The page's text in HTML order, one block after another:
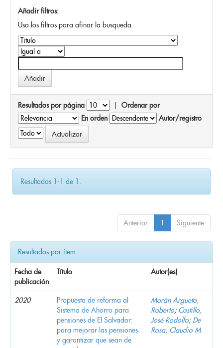
Añadir filtros:
Usa los filtros para afinar la busqueda.
Resultados por página | Ordenar por
En orden
Autor/registro
Resultados 1-1 de 1.
Anterior 1 Siguiente
Resultados por ítem:
Fecha de
publicación
Título Autor(es)
2020
Propuesta de reforma al
Sistema de Ahorro para
pensiones de El Salvador:
para mejorar las pensiones
y garantizar que sean de
Morán Argueta,
Roberto; Castillo,
José Rodolfo; De
Rosa, Claudio M.